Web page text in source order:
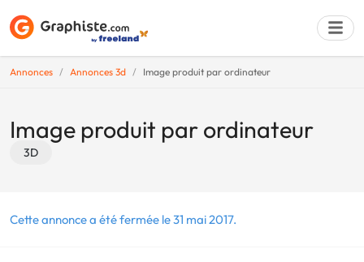
Annonces Annonces 3d Image produit par ordinateur
Image produit par ordinateur
3D
Cette annonce a été fermée le 31 mai 2017.